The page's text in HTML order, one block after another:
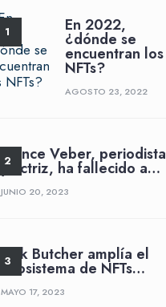
En 2022,
¿dónde se
encuentran los
NFTs?
AGOSTO 23, 2022
France Veber, periodista
y actriz, ha fallecido a…
JUNIO 20, 2023
Jack Butcher amplía el
ecosistema de NFTs…
MAYO 17, 2023